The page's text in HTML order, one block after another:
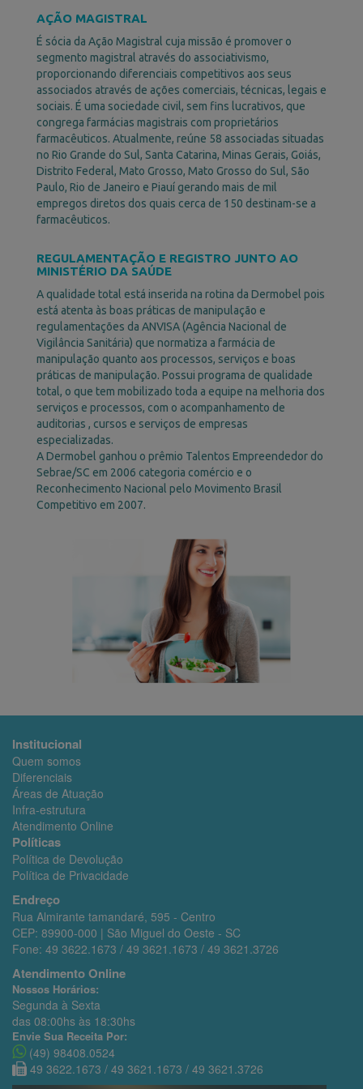
Política de uso de cookies
O site poderá enviar cookies (pequenos arquivos) de
dados armazenados em seus aparelhos quando
navega e usa sites e outros serviços on-line, que
poderão ser habilitados (e controlados) pelo USUÁRIO,
referentes ao escopo de seus dados e finalidades.
Os cookies são utilizados pela Dermobel para fazer
com que o Site funcione de forma mais eficiente e para
que possamos manter o controle de determinados
dados estatísticos que nos ajudam a melhorar os
nossos Site, além de fornecer informações que podem
eventualmente ajudar na geração de dados e na
consequente personalização do serviço e/ou
identificação pessoal, em conformidade com os
padrões de indústria e dos navegadores mais
utilizados.
Política de uso de dados
Utilizaremos suas informações para fornecer, proteger,
corrigir e aprimorar nossos serviços, limitando-se a:
obter estatísticas e métricas a respeito do perfil
dos usuários e clientes, assim como de nosso
atendimento e conteúdo em razão desses
resultados;
identificar erros de programação que possam
afetar a navegação;
gerenciar a base de usuários do Site/Aplicativo e
a interação entre estes.
Política de Privacidade
tratamento dos dados pessoais obtidos do USUÁRIO
apenas para estritas finalidades da “Política de Uso de
Dados”, mantendo estrito sigilo sobre esses dados, que
não serão compartilhados com terceiros sem a prévia e
expressa anuência do titular (exceto em caso de
solicitações judiciais, nas quais o dado será
compartilhado e o titular informado do
compartilhamento solicitado judicialmente).
Solicitações referente a dados pessoais
alteração e/ou remoção mediante seu painel de
controle ou contato expresso com nossa equipe, por
meio do e-mail dermobel.matriz@gmail.com e telefone
(49) 36221673.
Política de Segurança da Informação
A Dermobel adota todas as medidas adequadas de
segurança técnica e organizacional para proteger os
seus dados, em conformidade com os melhores
padrões da indústria. Entretanto, você deve ter plena
ciência de que nenhum sistema de segurança oferece
total garantia, de forma que a Dermobel não se
responsabiliza por vazamento de dados, quando
comprovado que este tenha se dado de forma
criminosa, mediante o emprego de recursos
tecnológicos superiores aos padrões usualmente
aceitáveis pela indústria.
Comunicação de incidentes de segurança da
informação
A Dermobel comunicará, em atenção à Lei Geral de
AÇÃO MAGISTRAL
É sócia da Ação Magistral cuja missão é promover o
segmento magistral através do associativismo,
proporcionando diferenciais competitivos aos seus
associados através de ações comerciais, técnicas, legais e
sociais. É uma sociedade civil, sem fins lucrativos, que
congrega farmácias magistrais com proprietários
farmacêuticos. Atualmente, reúne 58 associadas situadas
no Rio Grande do Sul, Santa Catarina, Minas Gerais, Goiás,
Distrito Federal, Mato Grosso, Mato Grosso do Sul, São
Paulo, Rio de Janeiro e Piauí gerando mais de mil
empregos diretos dos quais cerca de 150 destinam-se a
farmacêuticos.
REGULAMENTAÇÃO E REGISTRO JUNTO AO
MINISTÉRIO DA SAÚDE
A qualidade total está inserida na rotina da Dermobel pois
está atenta às boas práticas de manipulação e
regulamentações da ANVISA (Agência Nacional de
Vigilância Sanitária) que normatiza a farmácia de
manipulação quanto aos processos, serviços e boas
práticas de manipulação. Possui programa de qualidade
total, o que tem mobilizado toda a equipe na melhoria dos
serviços e processos, com o acompanhamento de
auditorias , cursos e serviços de empresas
especializadas.
A Dermobel ganhou o prêmio Talentos Empreendedor do
Sebrae/SC em 2006 categoria comércio e o
Reconhecimento Nacional pelo Movimento Brasil
Competitivo em 2007.
Institucional
Quem somos
Diferenciais
Áreas de Atuação
Infra-estrutura
Atendimento Online
Políticas
Política de Devolução
Política de Privacidade
Endreço
Rua Almirante tamandaré, 595 - Centro
CEP: 89900-000 | São Miguel do Oeste - SC
Fone: 49 3622.1673 / 49 3621.1673 / 49 3621.3726
Atendimento Online
Nossos Horários:
Segunda à Sexta
das 08:00hs às 18:30hs
Envie Sua Receita Por:
(49) 98408.0524
49 3622.1673 / 49 3621.1673 / 49 3621.3726